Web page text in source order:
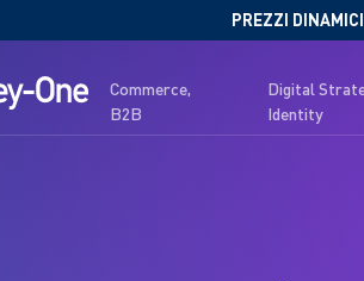
PREZZI
Commerce,
B2B
Digital
Identity